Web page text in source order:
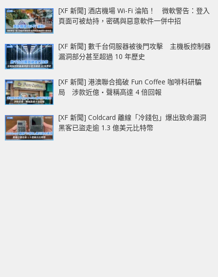
[XF 新聞] 酒店機場 Wi-Fi 淪陷！ 微軟警告：登入
頁面可被劫持，密碼與惡意軟件一併中招
[XF 新聞] 數千台伺服器被後門攻擊 主機板控制器
漏洞部分甚至超過 10 年歷史
[XF 新聞] 港澳聯合搗破 Fun Coffee 咖啡科研騙
局 涉款近億‧聲稱高達 4 倍回報
[XF 新聞] Coldcard 離線「冷錢包」爆出致命漏洞
黑客已盜走逾 1.3 億美元比特幣